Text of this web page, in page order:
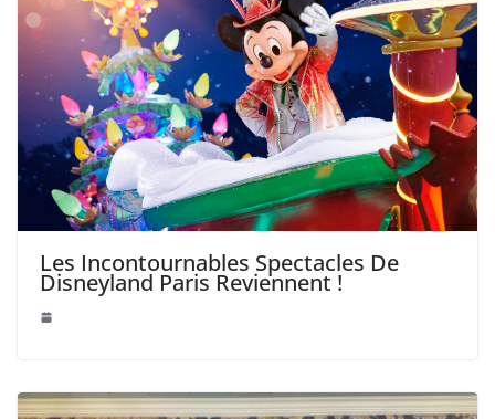
Les Incontournables Spectacles De
Disneyland Paris Reviennent !